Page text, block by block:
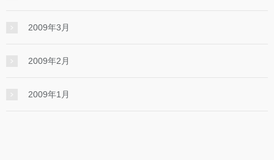
2009年3月
2009年2月
2009年1月